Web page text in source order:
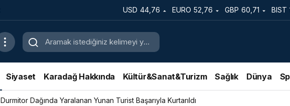
USD 44,76 EURO 52,76 GBP 60,71 BIST
Siyaset Karadağ Hakkında Kültür&Sanat&Turizm Sağlık Dünya
Durmitor Dağında Yaralanan Yunan Turist Başarıyla Kurtarıldı